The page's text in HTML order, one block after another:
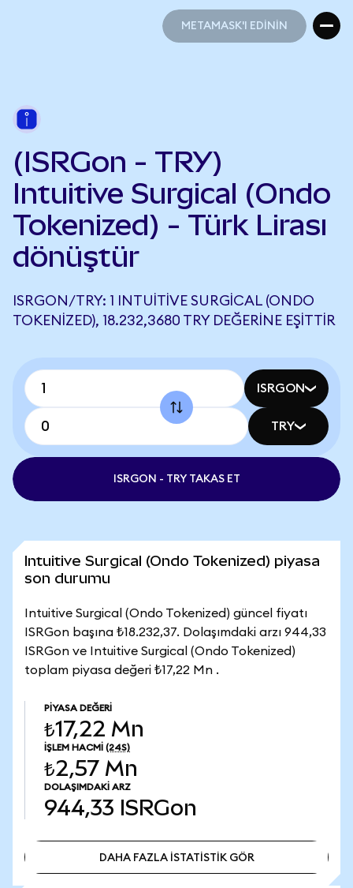
METAMASK'I EDİNİN
(ISRGon - TRY)
Intuitive Surgical (Ondo
Tokenized) - Türk Lirası
dönüştür
ISRGON/TRY: 1 INTUITIVE SURGICAL (ONDO
TOKENIZED), 18.232,3680 TRY DEĞERINE EŞITTIR
ISRGON
TRY
ISRGON - TRY TAKAS ET
Intuitive Surgical (Ondo Tokenized) piyasa
son durumu
Intuitive Surgical (Ondo Tokenized) güncel fiyatı
ISRGon başına ₺18.232,37. Dolaşımdaki arzı 944,33
ISRGon ve Intuitive Surgical (Ondo Tokenized)
toplam piyasa değeri ₺17,22 Mn .
PIYASA DEĞERI
₺17,22 Mn
İŞLEM HACMI (24S)
₺2,57 Mn
DOLAŞIMDAKI ARZ
944,33 ISRGon
DAHA FAZLA İSTATİSTİK GÖR